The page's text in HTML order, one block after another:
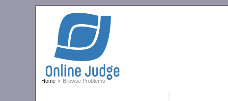
Home Browse Problems